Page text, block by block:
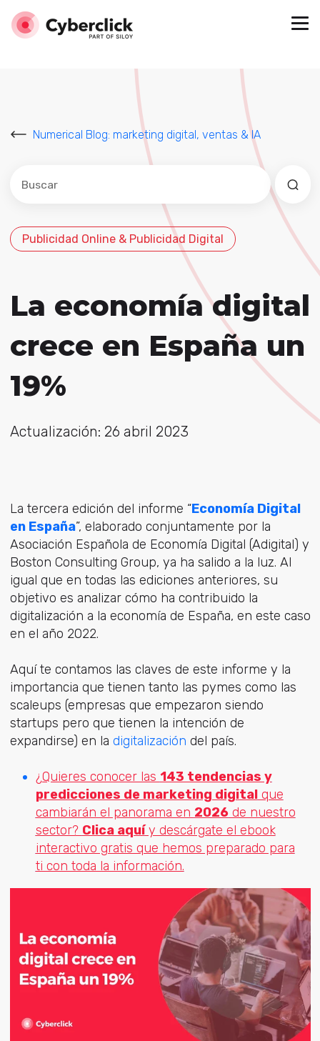
Numerical Blog: marketing digital, ventas & IA
Este es un campo de búsqueda con una función de
No hay sugerencias porque el campo de
Publicidad Online & Publicidad Digital
La economía digital
crece en España un
19%
Actualización: 26 abril 2023
La tercera edición del informe “Economía Digital
en España”, elaborado conjuntamente por la
Asociación Española de Economía Digital (Adigital) y
Boston Consulting Group, ya ha salido a la luz. Al
igual que en todas las ediciones anteriores, su
objetivo es analizar cómo ha contribuido la
digitalización a la economía de España, en este caso
en el año 2022.
Aquí te contamos las claves de este informe y la
importancia que tienen tanto las pymes como las
scaleups (empresas que empezaron siendo
startups pero que tienen la intención de
expandirse) en la digitalización del país.
¿Quieres conocer las 143 tendencias y
predicciones de marketing digitalque
cambiarán el panorama en 2026de nuestro
sector? Clica aquíy descárgate el ebook
interactivo gratis que hemos preparado para
ti con toda la información.